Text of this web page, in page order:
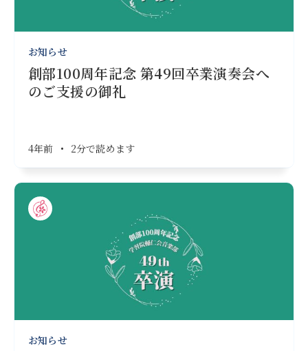
お知らせ
創部100周年記念 第49回卒業演奏会へ
のご支援の御礼
4年前 • 2分で読めます
お知らせ